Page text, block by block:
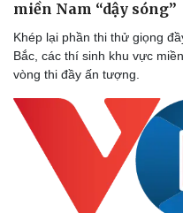
Săn Tour
miền Nam “dậy sóng”
Khép lại phần thi thử giọng
Bắc, các thí sinh khu vực
vòng thi đầy ấn tượng.